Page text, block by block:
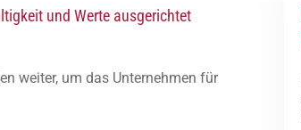
und Werte ausgerichtet
weiter, um das Unternehmen für